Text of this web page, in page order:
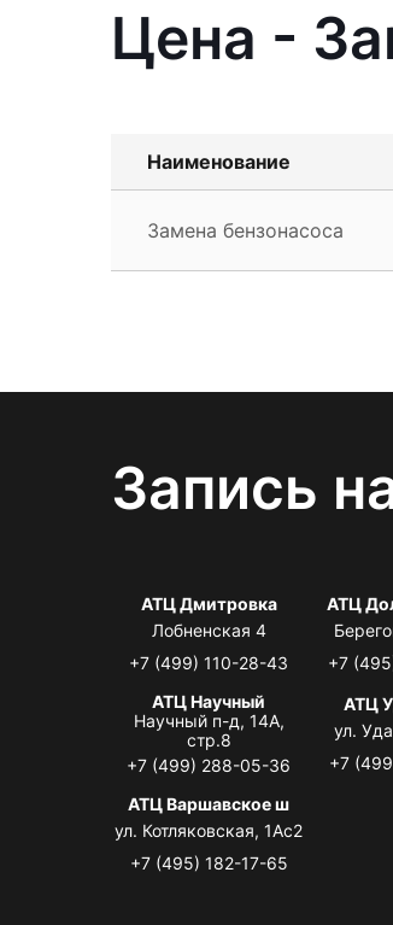
Цена -
Наименование
Замена бензонасоса
Запись
АТЦ Дмитровка
Лобненская 4
+7 (499) 110-28-43
АТЦ
+7
АТЦ Научный
Научный п-д, 14А,
стр.8
+7 (499) 288-05-36
АТЦ
ул.
+7
АТЦ Варшавское ш
ул. Котляковская, 1Ас2
+7 (495) 182-17-65